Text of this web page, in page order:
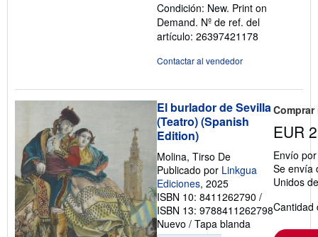
Condición: New. Print on
Demand. Nº de ref. del
artículo: 26397421178
Contactar al vendedor
El burlador de Sevilla
(Teatro) (Spanish
Edition)
Molina, Tirso De
Publicado por Linkgua
Ediciones, 2025
ISBN 10: 8411262790 /
ISBN 13: 9788411262798
Nuevo / Tapa blanda
EUR
Envío
Se envía
Unidos
Cantidad